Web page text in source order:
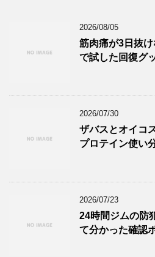
2026/08/05
筋肉痛が3日抜
で試した回復グ
2026/07/30
ザバスとオイコ
プロテイン使い
2026/07/23
24時間ジムの防
て分かった確認